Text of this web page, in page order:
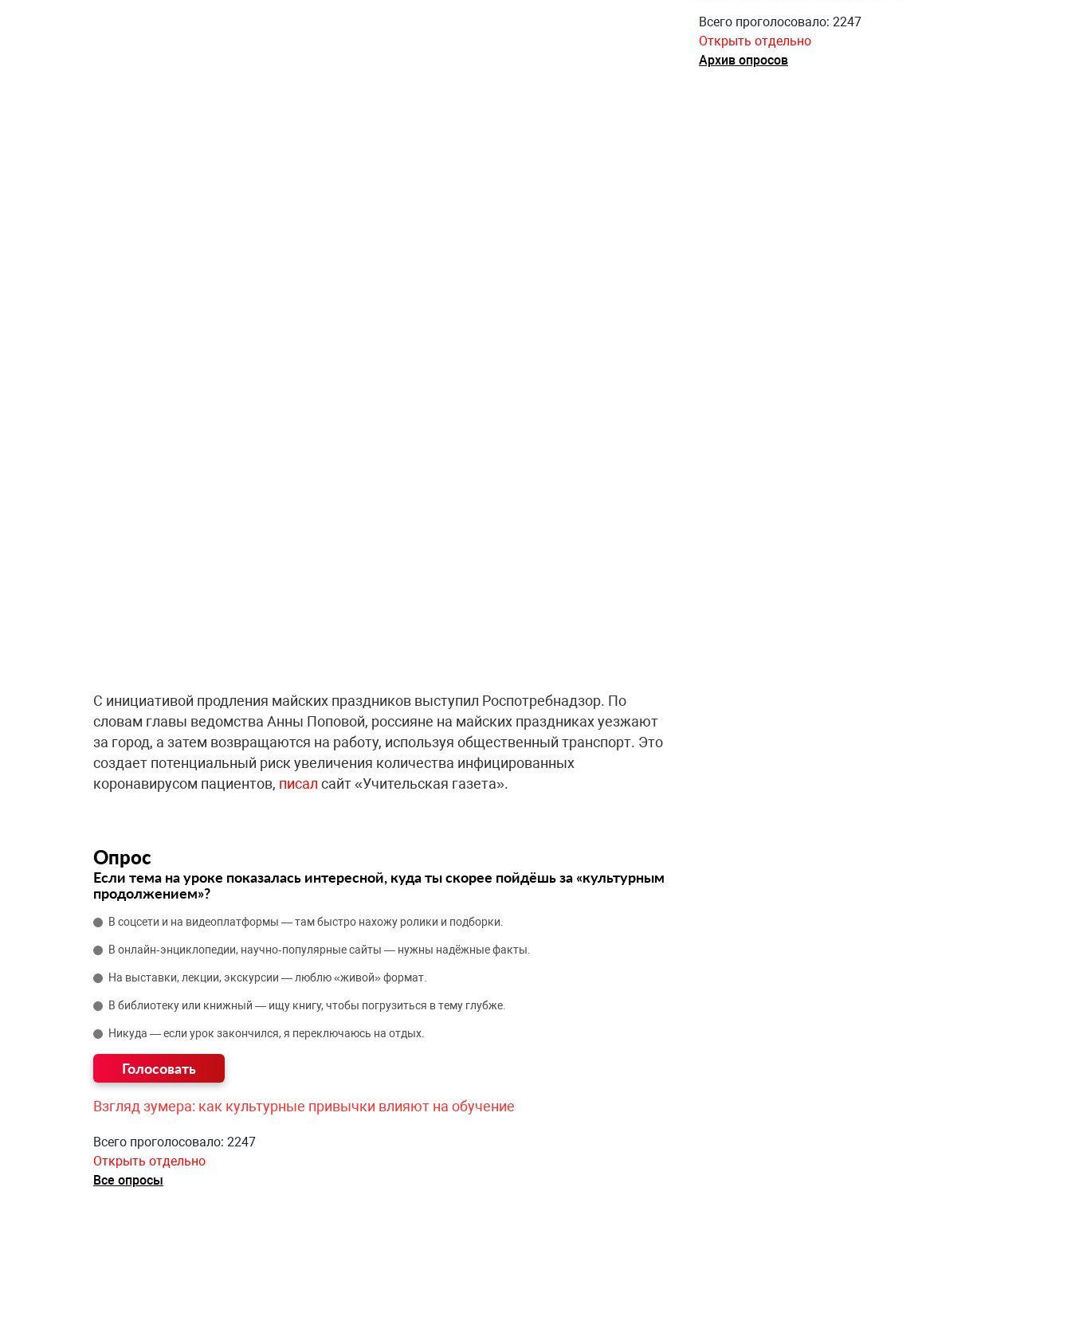
С инициативой продления майских праздников выступил Роспотребнадзор. По
словам главы ведомства Анны Поповой, россияне на майских праздниках уезжают
за город, а затем возвращаются на работу, используя общественный транспорт. Это
создает потенциальный риск увеличения количества инфицированных
коронавирусом пациентов, писал сайт «Учительская газета».
Опрос
Если тема на уроке показалась интересной, куда ты скорее пойдёшь за «культурным
продолжением»?
В соцсети и на видеоплатформы — там быстро нахожу ролики и подборки.
В онлайн‑энциклопедии, научно‑популярные сайты — нужны надёжные факты.
На выставки, лекции, экскурсии — люблю «живой» формат.
В библиотеку или книжный — ищу книгу, чтобы погрузиться в тему глубже.
Никуда — если урок закончился, я переключаюсь на отдых.
Взгляд зумера: как культурные привычки влияют на обучение
Всего проголосовало: 2247
Открыть отдельно
Все опросы
Всего проголосовало: 2247
Открыть отдельно
Архив опросов